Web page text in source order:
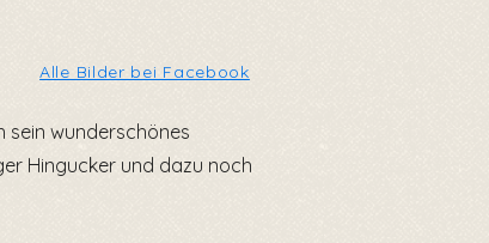
Alle Bilder bei Facebook
sein wunderschönes
Hingucker und dazu noch